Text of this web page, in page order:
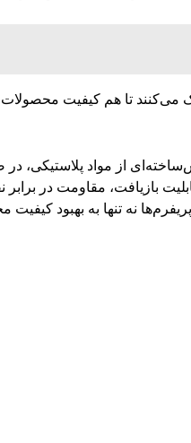
می‌کنند تا هم کیفیت
از مواد
بازیافت، مقاومت در
نه تنها به بهبود